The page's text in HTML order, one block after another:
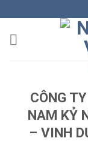
to
content
CÔNG
NAM KỶ
– VINH